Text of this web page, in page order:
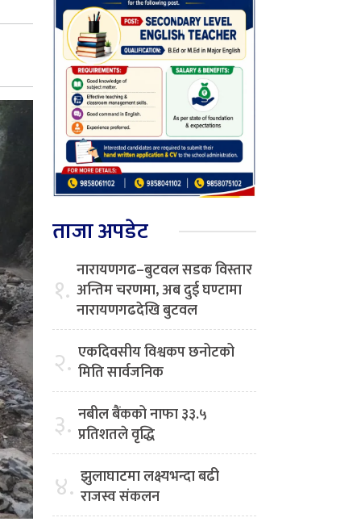
ताजा अपडेट
१. नारायणगढ–बुटवल सडक विस्तार
अन्तिम चरणमा, अब दुई घण्टामा
नारायणगढदेखि बुटवल
२. एकदिवसीय विश्वकप छनोटको
मिति सार्वजनिक
३. नबील बैंकको नाफा ३३.५
प्रतिशतले वृद्धि
४. झुलाघाटमा लक्ष्यभन्दा बढी
राजस्व संकलन